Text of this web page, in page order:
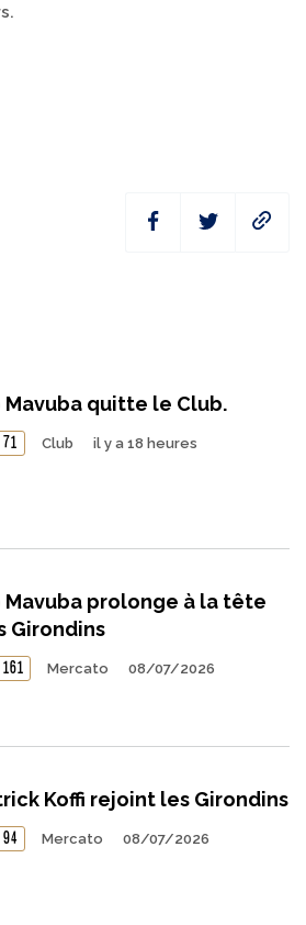
Mavuba quitte le Club.
71 Club il y a 18 heures
Mavuba prolonge à la tête
Girondins
161 Mercato 08/07/2026
Koffi rejoint les Girondins
94 Mercato 08/07/2026